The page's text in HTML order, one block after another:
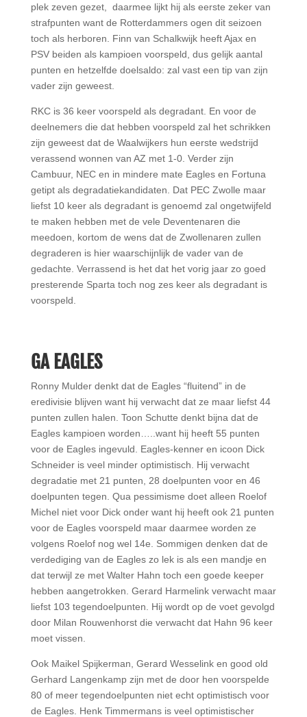
plek zeven gezet, daarmee lijkt hij als eerste zeker van
strafpunten want de Rotterdammers ogen dit seizoen
toch als herboren. Finn van Schalkwijk heeft Ajax en
PSV beiden als kampioen voorspeld, dus gelijk aantal
punten en hetzelfde doelsaldo: zal vast een tip van zijn
vader zijn geweest.
RKC is 36 keer voorspeld als degradant. En voor de
deelnemers die dat hebben voorspeld zal het schrikken
zijn geweest dat de Waalwijkers hun eerste wedstrijd
verassend wonnen van AZ met 1-0. Verder zijn
Cambuur, NEC en in mindere mate Eagles en Fortuna
getipt als degradatiekandidaten. Dat PEC Zwolle maar
liefst 10 keer als degradant is genoemd zal ongetwijfeld
te maken hebben met de vele Deventenaren die
meedoen, kortom de wens dat de Zwollenaren zullen
degraderen is hier waarschijnlijk de vader van de
gedachte. Verrassend is het dat het vorig jaar zo goed
presterende Sparta toch nog zes keer als degradant is
voorspeld.
GA EAGLES
Ronny Mulder denkt dat de Eagles “fluitend” in de
eredivisie blijven want hij verwacht dat ze maar liefst 44
punten zullen halen. Toon Schutte denkt bijna dat de
Eagles kampioen worden…..want hij heeft 55 punten
voor de Eagles ingevuld. Eagles-kenner en icoon Dick
Schneider is veel minder optimistisch. Hij verwacht
degradatie met 21 punten, 28 doelpunten voor en 46
doelpunten tegen. Qua pessimisme doet alleen Roelof
Michel niet voor Dick onder want hij heeft ook 21 punten
voor de Eagles voorspeld maar daarmee worden ze
volgens Roelof nog wel 14e. Sommigen denken dat de
verdediging van de Eagles zo lek is als een mandje en
dat terwijl ze met Walter Hahn toch een goede keeper
hebben aangetrokken. Gerard Harmelink verwacht maar
liefst 103 tegendoelpunten. Hij wordt op de voet gevolgd
door Milan Rouwenhorst die verwacht dat Hahn 96 keer
moet vissen.
Ook Maikel Spijkerman, Gerard Wesselink en good old
Gerhard Langenkamp zijn met de door hen voorspelde
80 of meer tegendoelpunten niet echt optimistisch voor
de Eagles. Henk Timmermans is veel optimistischer